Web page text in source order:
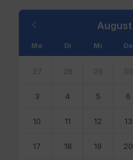
August
Month
Mo Di Mi Do
calendar
27 28 29 30
3 4 5 6
10 11 12 13
17 18 19 20